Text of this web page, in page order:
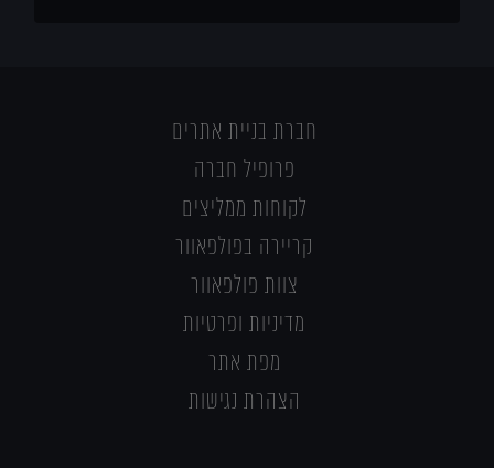
חברת בניית אתרים
פרופיל חברה
לקוחות ממליצים
קריירה בפולפאוור
צוות פולפאוור
מדיניות ופרטיות
מפת אתר
הצהרת נגישות